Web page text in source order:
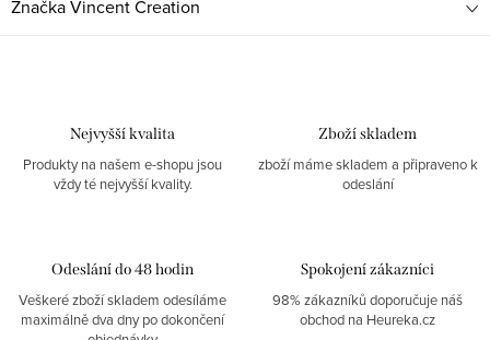
ZnačkaVincent Creation
Nejvyšší kvalita
Produkty na našem e-shopu jsou
vždy té nejvyšší kvality.
Zboží skladem
zboží máme skladem a připraveno k
odeslání
Odeslání do 48 hodin
Veškeré zboží skladem odesíláme
maximálně dva dny po dokončení
Spokojení zákazníci
98% zákazníků doporučuje náš
obchod na Heureka.cz